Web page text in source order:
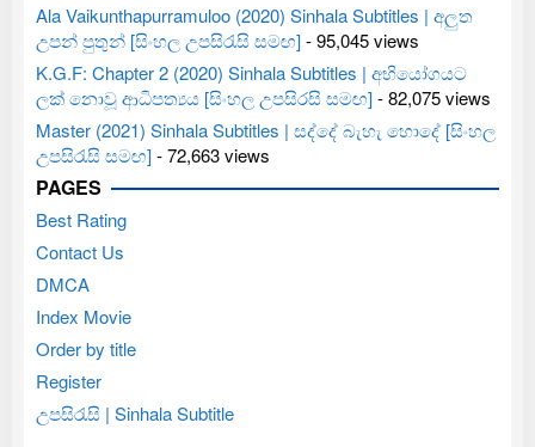
Ala Vaikunthapurramuloo (2020) Sinhala Subtitles | අලුත
උපන් පුතුන් [සිංහල උපසිරැසි සමඟ]- 95,045 views
K.G.F: Chapter 2 (2020) Sinhala Subtitles | අභියෝගයට
ලක් නොවූ ආධිපත්‍යය [සිංහල උපසිරසි සමඟ]- 82,075 views
Master (2021) Sinhala Subtitles | සද්දේ බැහැ හොදේ [සිංහල
උපසිරැසි සමඟ]- 72,663 views
PAGES
Best Rating
Contact Us
DMCA
Index Movie
Order by title
Register
උපසිරැසි | Sinhala Subtitle